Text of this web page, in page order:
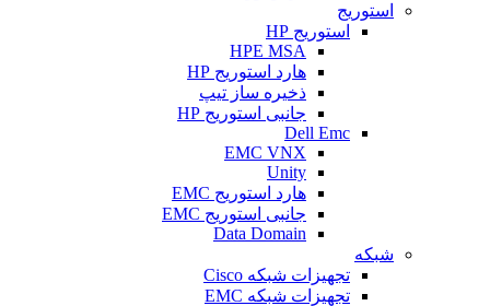
استوریج
استوریج HP
HPE MSA
هارد استوریج HP
ذخیره ساز تیپ
جانبی استوریج HP
Dell Emc
EMC VNX
Unity
هارد استوریج EMC
جانبی استوریج EMC
Data Domain
شبکه
تجهیزات شبکه Cisco
تجهیزات شبکه EMC